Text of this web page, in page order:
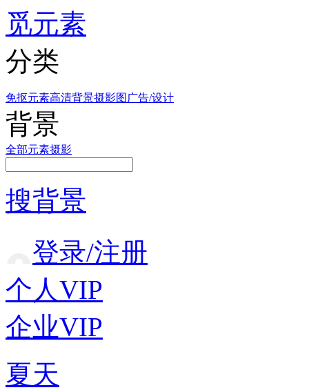
觅元素
分类
免抠元素高清背景摄影图 广告/设计
背景
全部元素摄影
搜背景
登录/注册
个人VIP
企业VIP
夏天